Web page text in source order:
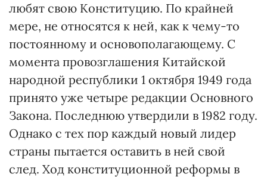
любят свою Конституцию. По крайней
мере, не относятся к ней, как к чему-то
постоянному и основополагающему. С
момента провозглашения Китайской
народной республики 1 октября 1949 года
принято уже четыре редакции Основного
Закона. Последнюю утвердили в 1982 году.
Однако с тех пор каждый новый лидер
страны пытается оставить в ней свой
след. Ход конституционной реформы в